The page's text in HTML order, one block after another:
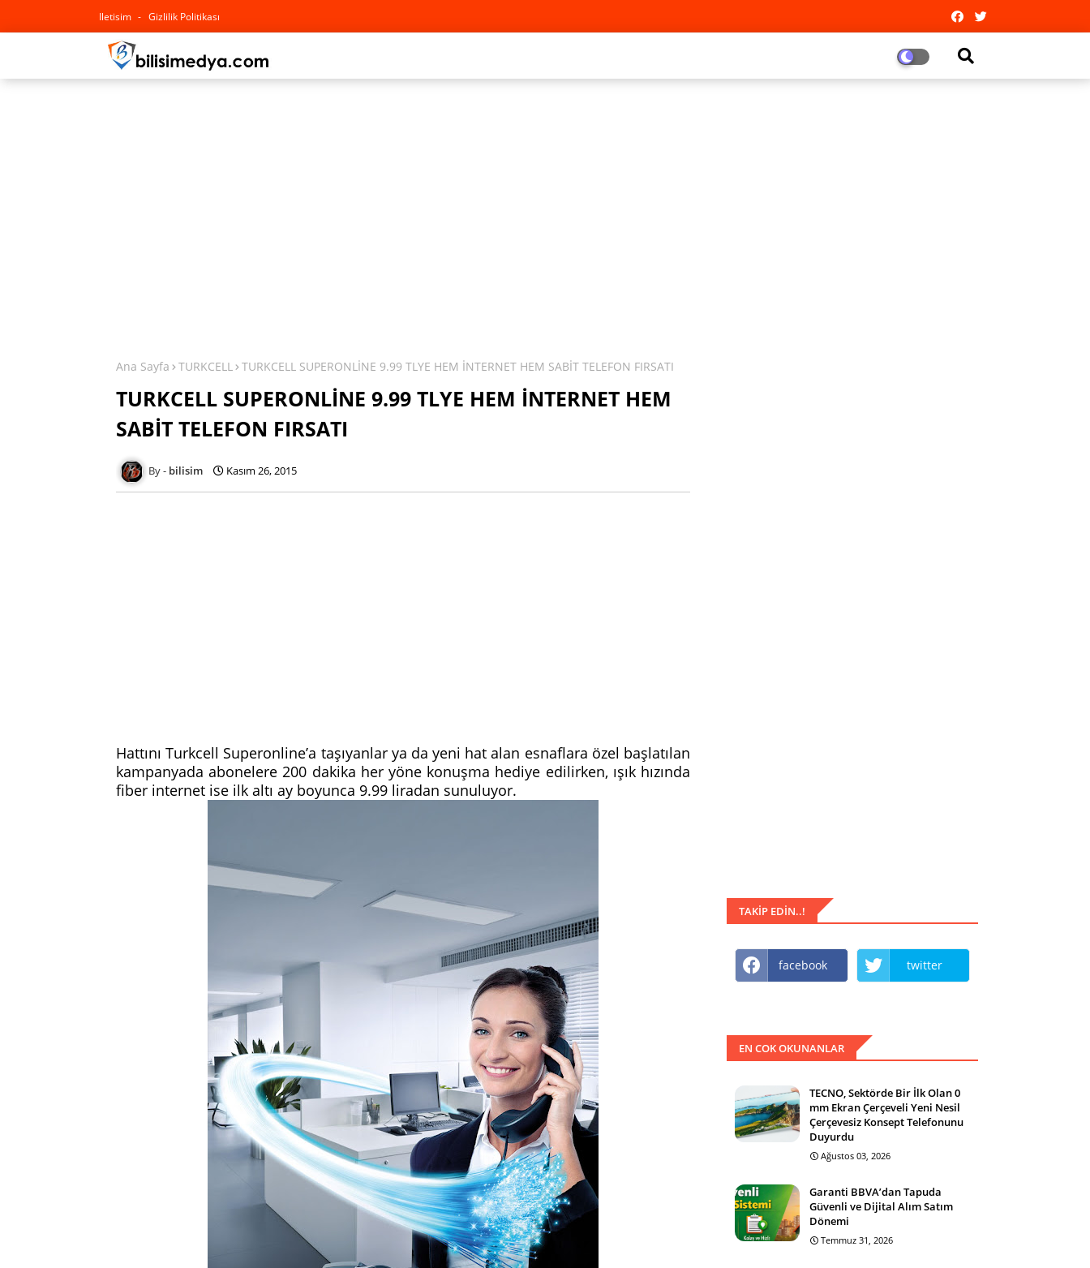
Iletisim Gizlilik Politikası
Ana Sayfa TURKCELL TURKCELL SUPERONLİNE 9.99 TLYE HEM İNTERNET HEM SABİT TELEFON FIRSATI
TURKCELL SUPERONLİNE 9.99 TLYE HEM İNTERNET HEM
SABİT TELEFON FIRSATI
bilisim Kasım 26, 2015
Hattını Turkcell Superonline’a taşıyanlar ya da yeni hat alan esnaflara özel başlatılan
kampanyada abonelere 200 dakika her yöne konuşma hediye edilirken, ışık hızında
fiber internet ise ilk altı ay boyunca 9.99 liradan sunuluyor.
TAKIP EDIN..!
facebook twitter
EN COK OKUNANLAR
TECNO, Sektörde Bir İlk Olan 0
mm Ekran Çerçeveli Yeni Nesil
Çerçevesiz Konsept Telefonunu
Duyurdu
Ağustos 03, 2026
Garanti BBVA’dan Tapuda
Güvenli ve Dijital Alım Satım
Dönemi
Temmuz 31, 2026